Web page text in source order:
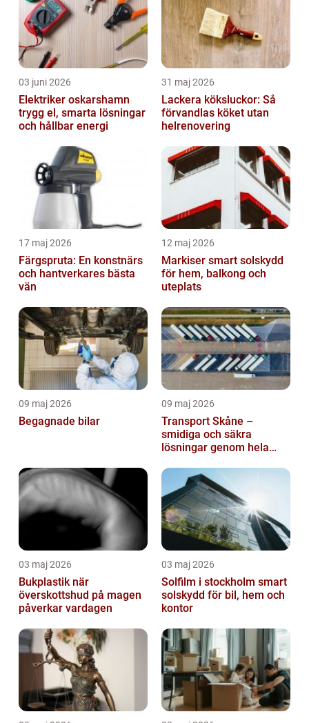
03 juni 2026
Elektriker oskarshamn
trygg el, smarta lösningar
och hållbar energi
31 maj 2026
Lackera köksluckor: Så
förvandlas köket utan
helrenovering
17 maj 2026
Färgspruta: En konstnärs
och hantverkares bästa
vän
12 maj 2026
Markiser smart solskydd
för hem, balkong och
uteplats
09 maj 2026
Begagnade bilar
09 maj 2026
Transport Skåne –
smidiga och säkra
lösningar genom hela
03 maj 2026
Bukplastik när
överskottshud på magen
påverkar vardagen
03 maj 2026
Solfilm i stockholm smart
solskydd för bil, hem och
kontor